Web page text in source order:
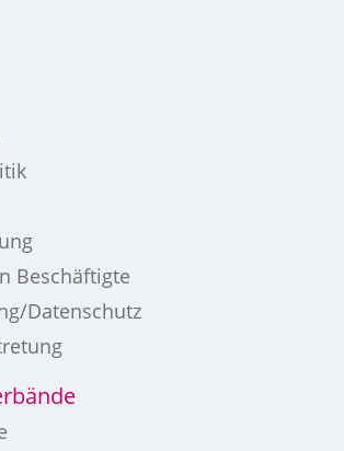
Beschäftigte
Datenschutz